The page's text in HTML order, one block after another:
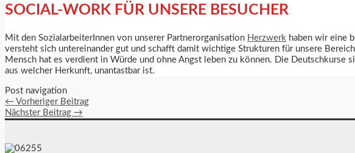
SOCIAL-WORK FÜR UNSERE BESUCHER
Mit den SozialarbeiterInnen von unserer Partnerorganisation Herzwerk haben wir eine
versteht sich untereinander gut und schafft damit wichtige Strukturen für unsere
Mensch hat es verdient in Würde und ohne Angst leben zu können. Die Deutschkurse
aus welcher Herkunft, unantastbar ist.
Post navigation
← Vorheriger Beitrag
Nächster Beitrag →